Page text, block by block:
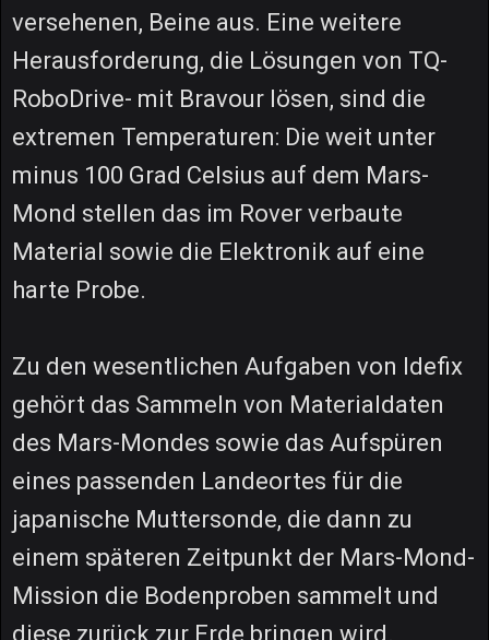
versehenen, Beine aus. Eine weitere
Herausforderung, die Lösungen von TQ-
RoboDrive- mit Bravour lösen, sind die
extremen Temperaturen: Die weit unter
minus 100 Grad Celsius auf dem Mars-
Mond stellen das im Rover verbaute
Material sowie die Elektronik auf eine
harte Probe.
Zu den wesentlichen Aufgaben von Idefix
gehört das Sammeln von Materialdaten
des Mars-Mondes sowie das Aufspüren
eines passenden Landeortes für die
japanische Muttersonde, die dann zu
einem späteren Zeitpunkt der Mars-Mond-
Mission die Bodenproben sammelt und
diese zurück zur Erde bringen wird.